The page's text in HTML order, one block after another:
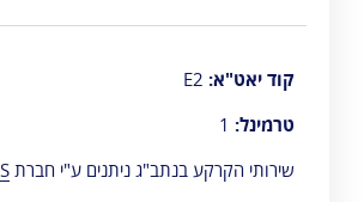
קוד יאט"א:
טרמינל: 1
שירותי הקרקע בנתב"ג ניתנים ע"י חברת